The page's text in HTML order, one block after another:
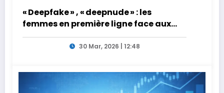
« Deepfake » , « deepnude » : les
femmes en première ligne face aux
dangers de l’intelligence artificielle
30 Mar, 2026 | 12:48